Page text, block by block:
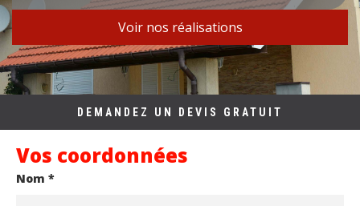
Voir nos réalisations
DEMANDEZ UN DEVIS GRATUIT
Vos coordonnées
Nom *